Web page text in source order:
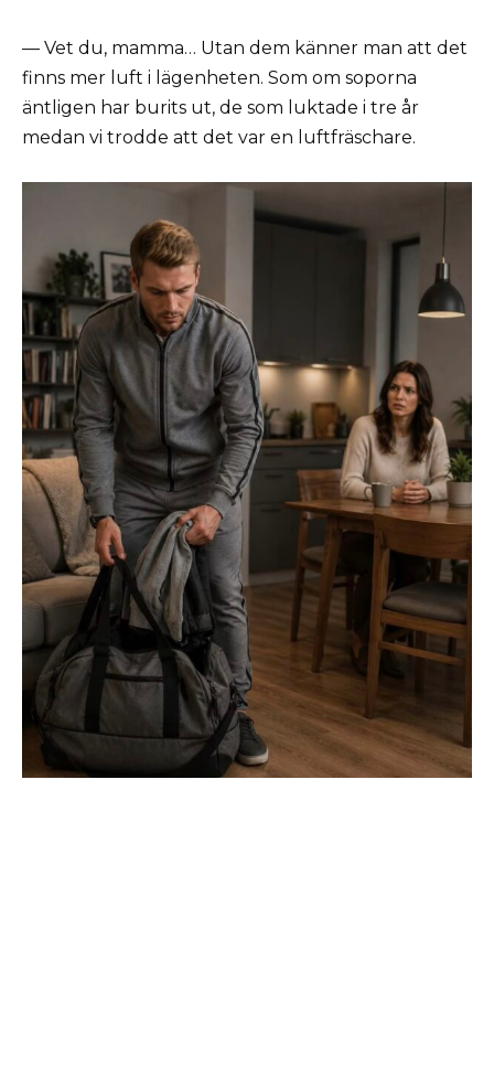
— Vet du, mamma… Utan dem känner man att det
finns mer luft i lägenheten. Som om soporna
äntligen har burits ut, de som luktade i tre år
medan vi trodde att det var en luftfräschare.